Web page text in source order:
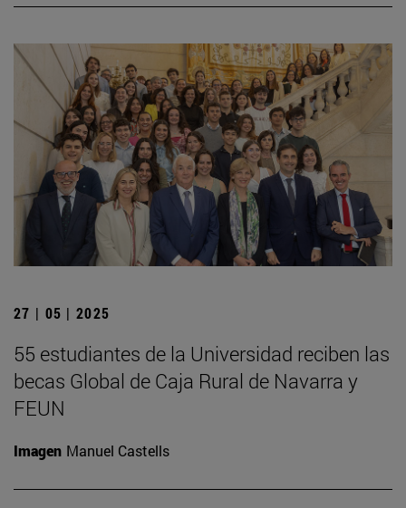
27 | 05 | 2025
55 estudiantes de la Universidad reciben las
becas Global de Caja Rural de Navarra y
FEUN
Imagen Manuel Castells